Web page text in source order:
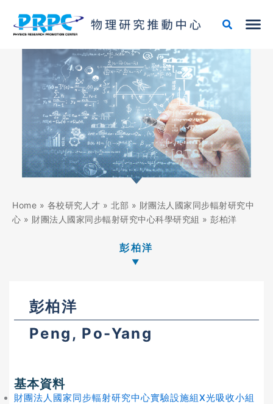
Home » 各校研究人才 » 北部 » 財團法人國家同步輻射研究中
心 » 財團法人國家同步輻射研究中心科學研究組 » 彭柏洋
彭柏洋
彭柏洋
Peng, Po-Yang
基本資料
財團法人國家同步輻射研究中心實驗設施組X光吸收小組